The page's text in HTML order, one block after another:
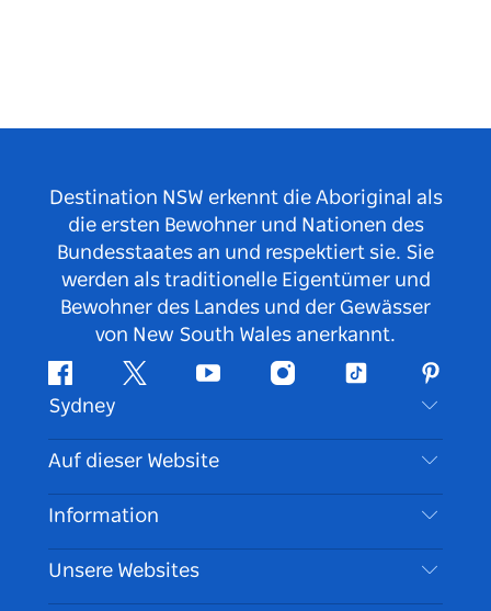
Destination NSW erkennt die Aboriginal als
die ersten Bewohner und Nationen des
Bundesstaates an und respektiert sie. Sie
werden als traditionelle Eigentümer und
Bewohner des Landes und der Gewässer
von New South Wales anerkannt.
FacebookTwitter YouTubeInstagramTikTok
Sydney
Kontaktieren Sie uns
Haftungsausschluss
Cookie Notice
Auf dieser Website
Reiseziele
Aktivitäten
Information
Reiseinformationen
Barrierefreies Sydney
Unsere Websites